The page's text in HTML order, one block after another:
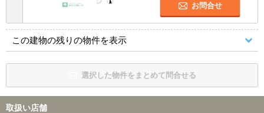
お問合せ
この建物の残りの物件を表示
選択した物件をまとめて問合せる
取扱い店舗